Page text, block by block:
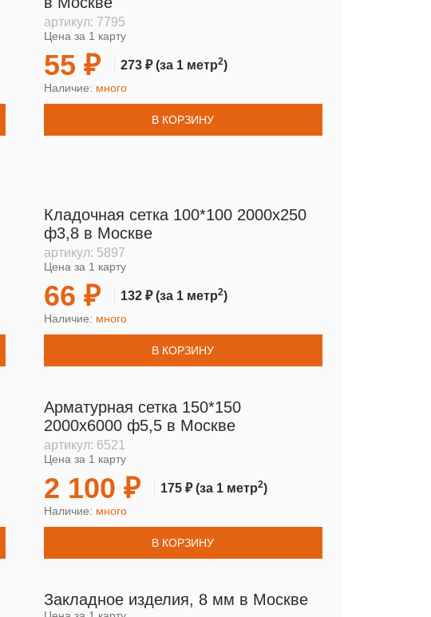
артикул: 7795
Цена за 1 карту
55 ₽ 273 ₽(за 1 метр2)
Наличие: много
В КОРЗИНУ
Кладочная сетка 100*100 2000х250
ф3,8 в Москве
артикул: 5897
Цена за 1 карту
66 ₽ 132 ₽(за 1 метр2)
Наличие: много
В КОРЗИНУ
Арматурная сетка 150*150
2000х6000 ф5,5 в Москве
артикул: 6521
Цена за 1 карту
2 100 ₽ 175 ₽(за 1 метр2)
Наличие: много
В КОРЗИНУ
Закладное изделия, 8 мм в Москве